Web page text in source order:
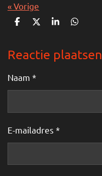
«Vorige
D
e
n
D
l
S
r
e
D
e
n
Reactie plaatsen
Naam *
E-mailadres *